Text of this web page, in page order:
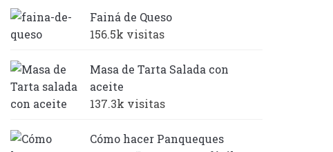
Fainá de Queso
156.5k visitas
Masa de Tarta Salada con
aceite
137.3k visitas
Cómo hacer Panqueques